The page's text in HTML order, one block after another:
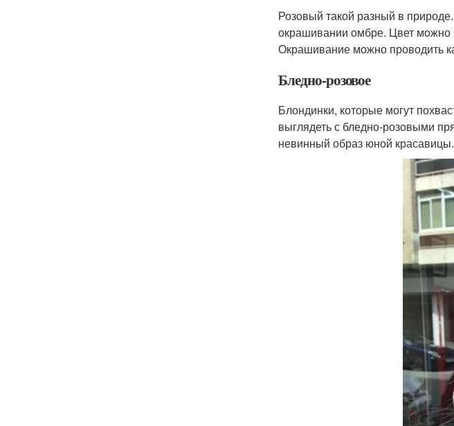
Розовый такой разный в
окрашивании омбре. Цвет можно
Окрашивание можно проводить
Бледно-розовое
Блондинки, которые могут
выглядеть с бледно-розовыми
невинный образ юной